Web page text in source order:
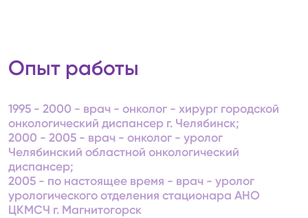
Опыт работы
1995 - 2000 - врач - онколог - хирург городской
онкологический диспансер г. Челябинск;
2000 - 2005 - врач - онколог - уролог
Челябинский областной онкологический
диспансер;
2005 - по настоящее время - врач - уролог
урологического отделения стационара АНО
ЦКМСЧ г. Магнитогорск